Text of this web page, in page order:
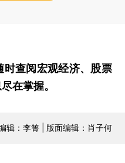
时查阅宏观经济、股票
在掌握。
辑：李箐 | 版面编辑：肖子何